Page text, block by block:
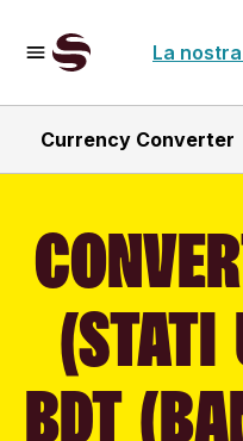
La
Currency Converter
(STATI
BDT